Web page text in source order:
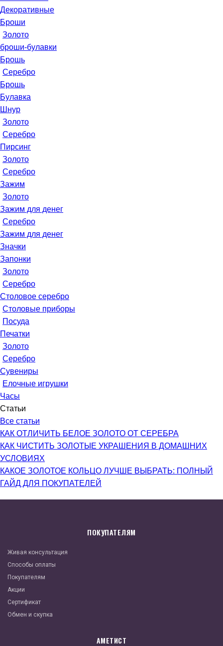
Декоративные
Броши
Золото
броши-булавки
Брошь
Серебро
Брошь
Булавка
Шнур
Золото
Серебро
Пирсинг
Золото
Серебро
Зажим
Золото
Зажим для денег
Серебро
Зажим для денег
Значки
Запонки
Золото
Серебро
Столовое серебро
Столовые приборы
Посуда
Печатки
Золото
Серебро
Сувениры
Елочные игрушки
Часы
Статьи
Все статьи
КАК ОТЛИЧИТЬ БЕЛОЕ ЗОЛОТО ОТ СЕРЕБРА
КАК ЧИСТИТЬ ЗОЛОТЫЕ УКРАШЕНИЯ В ДОМАШНИХ
УСЛОВИЯХ
КАКОЕ ЗОЛОТОЕ КОЛЬЦО ЛУЧШЕ ВЫБРАТЬ: ПОЛНЫЙ
ГАЙД ДЛЯ ПОКУПАТЕЛЕЙ
ПОКУПАТЕЛЯМ
Живая консультация
Способы оплаты
Покупателям
Акции
Сертификат
Обмен и скупка
АМЕТИСТ